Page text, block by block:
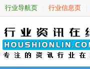
行业导航页 行业信息页